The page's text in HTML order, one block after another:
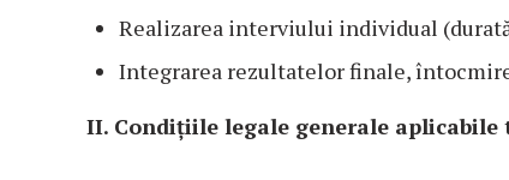
Realizarea interviului individual
Integrarea rezultatelor finale,
II. Condițiile legale generale